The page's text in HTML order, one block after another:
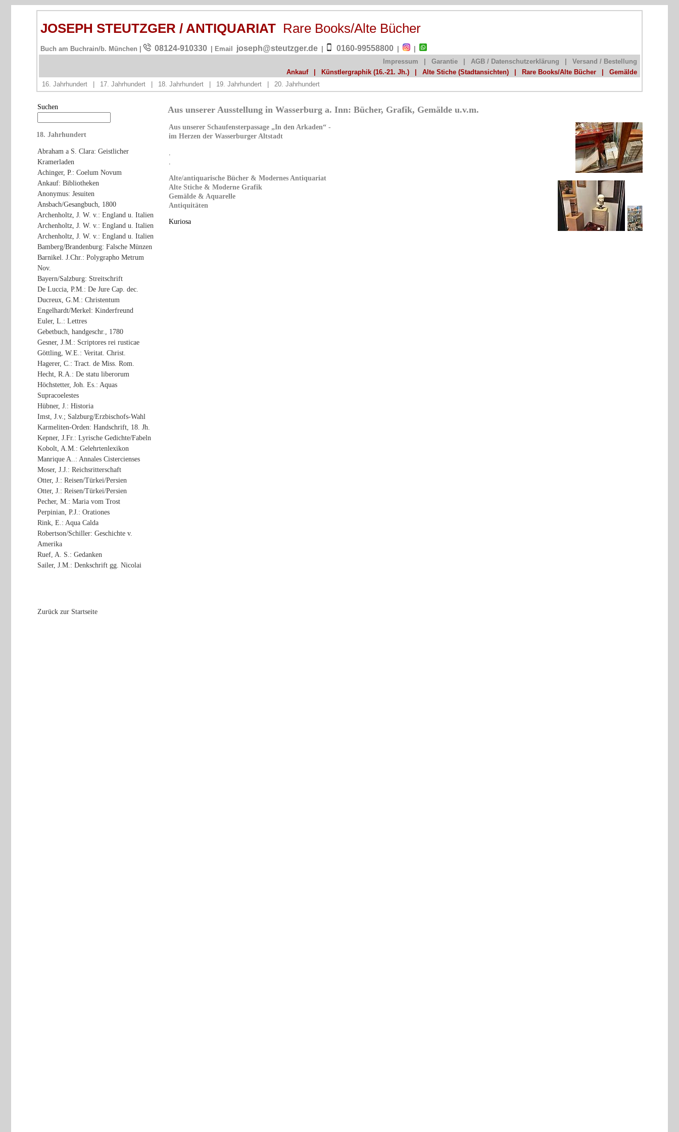
JOSEPH STEUTZGER / ANTIQUARIAT Rare Books/Alte Bücher
Buch am Buchrain/b. München | 08124-910330 | Email joseph@steutzger.de 0160-99558800
Impressum
Garantie AGB / Datenschutzerklärung
Versand / Bestellung
Ankauf
Künstlergraphik (16.-21. Jh.) Alte Stiche (Stadtansichten) Rare Books/Alte Bücher
Gemälde
16. Jahrhundert
17. Jahrhundert 18. Jahrhundert 19. Jahrhundert 20. Jahrhundert
Suchen
18. Jahrhundert
Abraham a S. Clara: Geistlicher
Kramerladen
Achinger, P.: Coelum Novum
Ankauf: Bibliotheken
Anonymus: Jesuiten
Ansbach/Gesangbuch, 1800
Archenholtz, J. W. v.: England u. Italien
Archenholtz, J. W. v.: England u. Italien
Archenholtz, J. W. v.: England u. Italien
Bamberg/Brandenburg: Falsche Münzen
Barnikel. J.Chr.: Polygrapho Metrum
Nov.
Bayern/Salzburg: Streitschrift
De Luccia, P.M.: De Jure Cap. dec.
Ducreux, G.M.: Christentum
Engelhardt/Merkel: Kinderfreund
Euler, L.: Lettres
Gebetbuch, handgeschr., 1780
Gesner, J.M.: Scriptores rei rusticae
Göttling, W.E.: Veritat. Christ.
Hagerer, C.: Tract. de Miss. Rom.
Hecht, R.A.: De statu liberorum
Höchstetter, Joh. Es.: Aquas
Supracoelestes
Hübner, J.: Historia
Imst, J.v.; Salzburg/Erzbischofs-Wahl
Karmeliten-Orden: Handschrift, 18. Jh.
Kepner, J.Fr.: Lyrische Gedichte/Fabeln
Kobolt, A.M.: Gelehrtenlexikon
Manrique A..: Annales Cistercienses
Moser, J.J.: Reichsritterschaft
Otter, J.: Reisen/Türkei/Persien
Otter, J.: Reisen/Türkei/Persien
Pecher, M.: Maria vom Trost
Perpinian, P.J.: Orationes
Rink, E.: Aqua Calda
Robertson/Schiller: Geschichte v.
Amerika
Ruef, A. S.: Gedanken
Sailer, J.M.: Denkschrift gg. Nicolai
Zurück zur Startseite
Aus unserer Ausstellung in Wasserburg a. Inn: Bücher, Grafik, Gemälde u.v.m.
Aus unserer Schaufensterpassage „In den Arkaden“ -
im Herzen der Wasserburger Altstadt
Alte/antiquarische Bücher & Modernes Antiquariat
Alte Stiche & Moderne Grafik
Gemälde & Aquarelle
Antiquitäten
Kuriosa